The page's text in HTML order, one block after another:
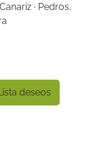
· Pedros,
deseos